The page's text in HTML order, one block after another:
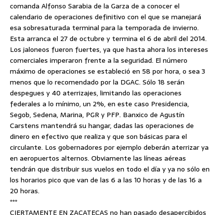
comanda Alfonso Sarabia de la Garza de a conocer el
calendario de operaciones definitivo con el que se manejará
esa sobresaturada terminal para la temporada de invierno.
Esta arranca el 27 de octubre y termina el 6 de abril del 2014.
Los jaloneos fueron fuertes, ya que hasta ahora los intereses
comerciales imperaron frente a la seguridad. El número
máximo de operaciones se estableció en 58 por hora, o sea 3
menos que lo recomendado por la DGAC. Sólo 18 serán
despegues y 40 aterrizajes, limitando las operaciones
federales a lo mínimo, un 2%, en este caso Presidencia,
Segob, Sedena, Marina, PGR y PFP. Banxico de Agustín
Carstens mantendrá su hangar, dadas las operaciones de
dinero en efectivo que realiza y que son básicas para el
circulante. Los gobernadores por ejemplo deberán aterrizar ya
en aeropuertos alternos. Obviamente las líneas aéreas
tendrán que distribuir sus vuelos en todo el día y ya no sólo en
los horarios pico que van de las 6 a las 10 horas y de las 16 a
20 horas.
***
CIERTAMENTE EN ZACATECAS no han pasado desapercibidos